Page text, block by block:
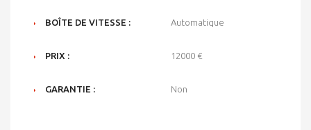
BOÎTE DE VITESSE : Automatique
PRIX : 12000 €
GARANTIE : Non